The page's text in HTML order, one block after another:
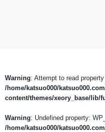
Warning: Attempt to read
/home/katsuo000/
content/themes/xeory_base/lib/
Warning: Undefined property:
/home/katsuo000/